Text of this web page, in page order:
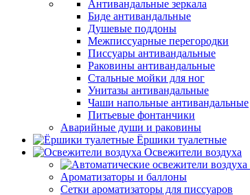
Антивандальные зеркала
Биде антивандальные
Душевые поддоны
Межписсуарные перегородки
Писсуары антивандальные
Раковины антивандальные
Стальные мойки для ног
Унитазы антивандальные
Чаши напольные антивандальные
Питьевые фонтанчики
Аварийные души и раковины
Ёршики туалетные
Освежители воздуха
Ароматизаторы и баллоны
Сетки ароматизаторы для писсуаров